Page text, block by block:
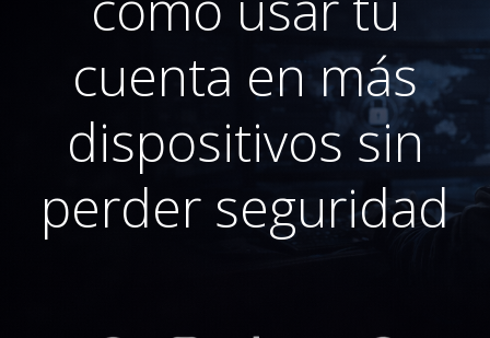
cuenta en más
dispositivos sin
perder seguridad